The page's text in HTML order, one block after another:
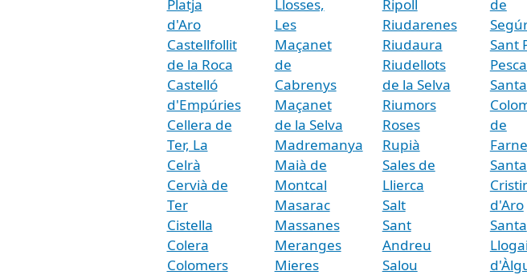
Platja
d'Aro
Castellfollit
de la Roca
Castelló
d'Empúries
Cellera de
Ter, La
Celrà
Cervià de
Ter
Cistella
Colera
Colomers
Llosses,
Les
Maçanet
de
Cabrenys
Maçanet
de la Selva
Madremanya
Maià de
Montcal
Masarac
Massanes
Meranges
Mieres
Ripoll
Riudarenes
Riudaura
Riudellots
de la Selva
Riumors
Roses
Rupià
Sales de
Llierca
Salt
Sant
Andreu
Salou
de
Sant
Santa
de
Santa
d'Aro
Santa